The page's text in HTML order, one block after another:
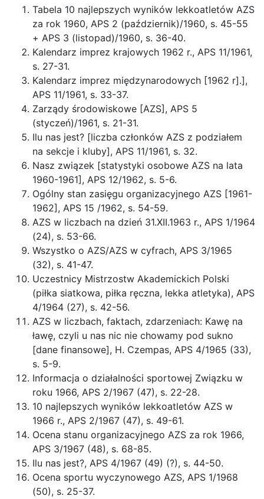
Tabela 10 najlepszych wyników lekkoatletów AZS
za rok 1960, APS 2 (październik)/1960, s. 45-55
+ APS 3 (listopad)/1960, s. 36-40.
Kalendarz imprez krajowych 1962 r., APS 11/1961,
s. 27-31.
Kalendarz imprez międzynarodowych [1962 r].],
APS 11/1961, s. 33-37.
Zarządy środowiskowe [AZS], APS 5
(styczeń)/1961, s. 21-31.
Ilu nas jest? [liczba członków AZS z podziałem
na sekcje i kluby], APS 11/1961, s. 32.
Nasz związek [statystyki osobowe AZS na lata
1960-1961], APS 12/1962, s. 5-6.
Ogólny stan zasięgu organizacyjnego AZS [1961-
1962], APS 15 /1962, s. 54-59.
AZS w liczbach na dzień 31.XII.1963 r., APS 1/1964
(24), s. 53-66.
Wszystko o AZS/AZS w cyfrach, APS 3/1965
(32), s. 41-47.
Uczestnicy Mistrzostw Akademickich Polski
(piłka siatkowa, piłka ręczna, lekka atletyka), APS
4/1964 (27), s. 42-56.
AZS w liczbach, faktach, zdarzeniach: Kawę na
ławę, czyli u nas nic nie chowamy pod sukno
[dane finansowe], H. Czempas, APS 4/1965 (33),
s. 5-9.
Informacja o działalności sportowej Związku w
roku 1966, APS 2/1967 (47), s. 22-28.
10 najlepszych wyników lekkoatletów AZS w
1966 r., APS 2/1967 (47), s. 49-61.
Ocena stanu organizacyjnego AZS za rok 1966,
APS 3/1967 (48), s. 68-85.
Ilu nas jest?, APS 4/1967 (49) (?), s. 44-50.
Ocena sportu wyczynowego AZS, APS 1/1968
(50), s. 25-37.